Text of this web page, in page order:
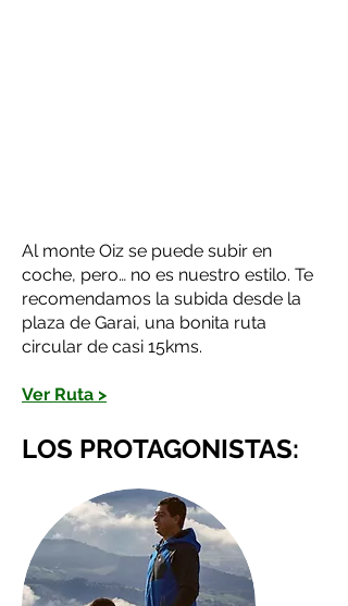
Al monte Oiz se puede subir en
coche, pero… no es nuestro estilo. Te
recomendamos la subida desde la
plaza de Garai, una bonita ruta
circular de casi 15kms.
Ver Ruta >
LOS PROTAGONISTAS: